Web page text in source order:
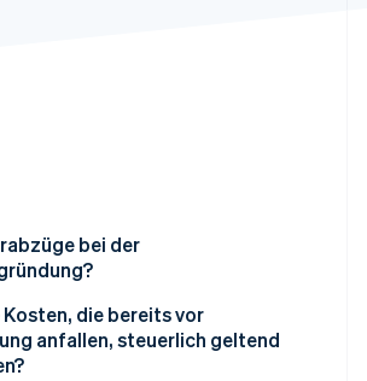
Stripe-Sessions 2026
Erfahren Sie, wie Stripe Lösungen für die
Jetzt ansehen
bei der
die bereits vor
anfallen, steuerlich geltend